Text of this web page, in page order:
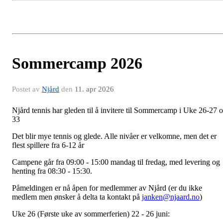
Sommercamp 2026
Postet av Njård den 11. apr 2026
Njård tennis har gleden til å invitere til Sommercamp i Uke 26-27
33
Det blir mye tennis og glede. Alle nivåer er velkomne, men det er
flest spillere fra 6-12 år
Campene går fra 09:00 - 15:00 mandag til fredag, med levering og
henting fra 08:30 - 15:30.
Påmeldingen er nå åpen for medlemmer av Njård (er du ikke
medlem men ønsker å delta ta kontakt på janken@njaard.no)
Uke 26 (Første uke av sommerferien) 22 - 26 juni: